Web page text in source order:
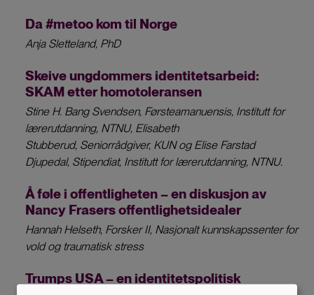
Da #metoo kom til Norge
Anja Sletteland, PhD
Skeive ungdommers identitetsarbeid:
SKAM etter homotoleransen
Stine H. Bang Svendsen, Førsteamanuensis, Institutt for
lærerutdanning, NTNU, Elisabeth
Stubberud, Seniorrådgiver, KUN og Elise Farstad
Djupedal, Stipendiat, Institutt for lærerutdanning, NTNU.
Å føle i offentligheten – en diskusjon av
Nancy Frasers offentlighetsidealer
Hannah Helseth, Forsker II, Nasjonalt kunnskapssenter for
vold og traumatisk stress
Trumps USA – en identitetspolitisk